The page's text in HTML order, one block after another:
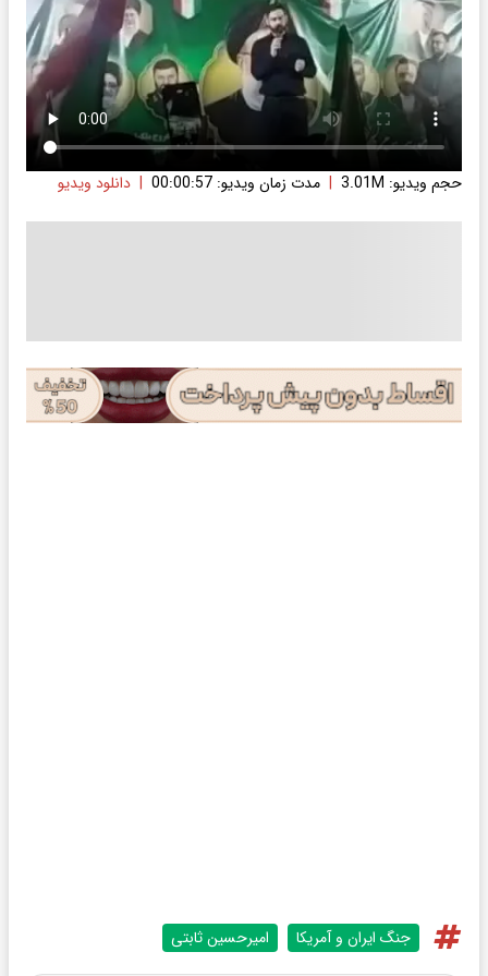
حجم ویدیو: 3.01M | مدت زمان ویدیو: 00:00:57 | دانلود ویدیو
جنگ ایران و آمریکا امیرحسین ثابتی